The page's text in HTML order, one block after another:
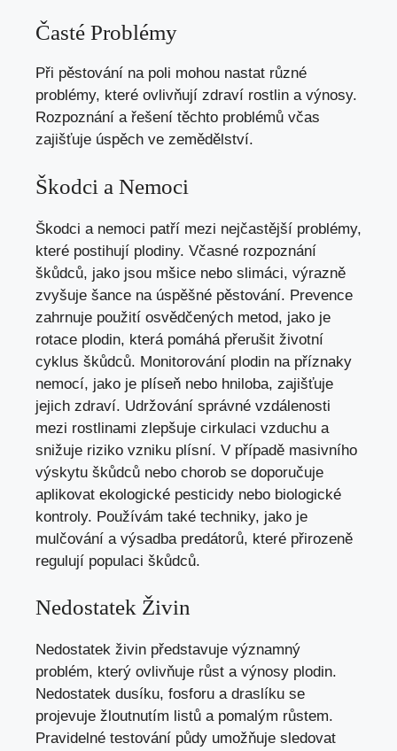
Časté Problémy
Při pěstování na poli mohou nastat různé
problémy, které ovlivňují zdraví rostlin a výnosy.
Rozpoznání a řešení těchto problémů včas
zajišťuje úspěch ve zemědělství.
Škodci a Nemoci
Škodci a nemoci patří mezi nejčastější problémy,
které postihují plodiny. Včasné rozpoznání
škůdců, jako jsou mšice nebo slimáci, výrazně
zvyšuje šance na úspěšné pěstování. Prevence
zahrnuje použití osvědčených metod, jako je
rotace plodin, která pomáhá přerušit životní
cyklus škůdců. Monitorování plodin na příznaky
nemocí, jako je plíseň nebo hniloba, zajišťuje
jejich zdraví. Udržování správné vzdálenosti
mezi rostlinami zlepšuje cirkulaci vzduchu a
snižuje riziko vzniku plísní. V případě masivního
výskytu škůdců nebo chorob se doporučuje
aplikovat ekologické pesticidy nebo biologické
kontroly. Používám také techniky, jako je
mulčování a výsadba predátorů, které přirozeně
regulují populaci škůdců.
Nedostatek Živin
Nedostatek živin představuje významný
problém, který ovlivňuje růst a výnosy plodin.
Nedostatek dusíku, fosforu a draslíku se
projevuje žloutnutím listů a pomalým růstem.
Pravidelné testování půdy umožňuje sledovat